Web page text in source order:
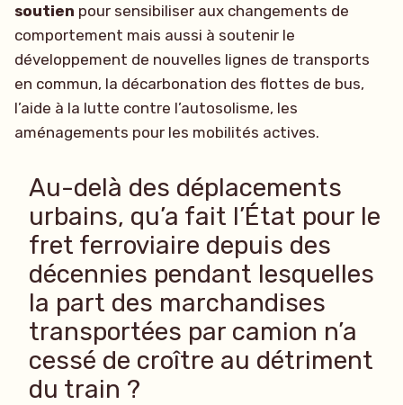
soutien pour sensibiliser aux changements de
comportement mais aussi à soutenir le
développement de nouvelles lignes de transports
en commun, la décarbonation des flottes de bus,
l’aide à la lutte contre l’autosolisme, les
aménagements pour les mobilités actives.
Au-delà des déplacements
urbains, qu’a fait l’État pour le
fret ferroviaire depuis des
décennies pendant lesquelles
la part des marchandises
transportées par camion n’a
cessé de croître au détriment
du train ?